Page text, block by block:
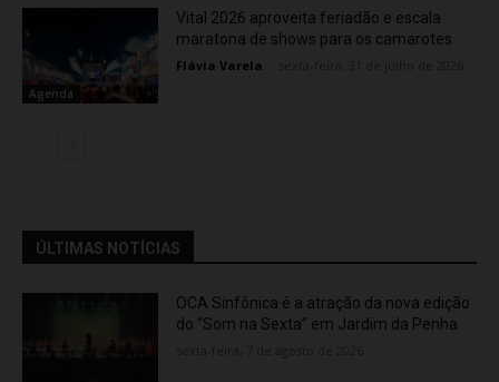
Agenda
Vital 2026 aproveita feriadão e escala
maratona de shows para os camarotes
Flávia Varela
ÚLTIMAS NOTÍCIAS
OCA Sinfônica é a atração da nova edição
do “Som na Sexta” em Jardim da Penha